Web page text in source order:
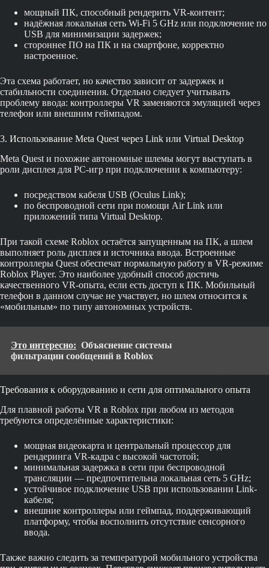
мощный ПК, способный рендерить VR-контент;
надёжная локальная сеть Wi‑Fi 5 GHz или подключение по
USB для минимизации задержек;
стороннее ПО на ПК и на смартфоне, корректно
настроенное.
Эта схема работает, но качество зависит от задержек и
стабильности соединения. Отдельно следует учитывать
проблему ввода: контроллеры VR заменяются эмуляцией через
телефон или внешним геймпадом.
3. Использование Meta Quest через Link или Virtual Desktop
Meta Quest и похожие автономные шлемы могут выступать в
роли дисплея для PC-игр при подключении к компьютеру:
посредством кабеля USB (Oculus Link);
по беспроводной сети при помощи Air Link или
приложений типа Virtual Desktop.
При такой схеме Roblox остаётся запущенным на ПК, а шлем
выполняет роль дисплея и источника ввода. Встроенные
контроллеры Quest обеспечат нормальную работу в VR-режиме
Roblox Player. Это наиболее удобный способ достичь
качественного VR-опыта, если есть доступ к ПК. Мобильный
телефон в данном случае не участвует, но шлем относится к
«мобильным» по типу автономных устройств.
Это интересно: Объяснение системы
фильтрации сообщений в Roblox
Требования к оборудованию и сети для оптимального опыта
Для плавной работы VR в Roblox при любом из методов
требуются определённые характеристики:
мощная видеокарта и центральный процессор для
рендеринга VR-кадра с высокой частотой;
минимальная задержка в сети при беспроводной
трансляции — предпочтительна локальная сеть 5 GHz;
устойчивое подключение USB при использовании Link-
кабеля;
внешние контроллеры или геймпад, поддерживающий
платформу, чтобы восполнить отсутствие сенсорного
ввода.
Также важно следить за температурой мобильного устройства